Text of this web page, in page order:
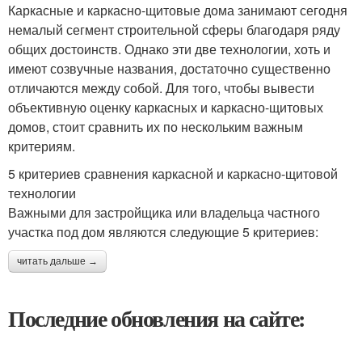
Каркасные и каркасно-щитовые дома занимают сегодня
немалый сегмент строительной сферы благодаря ряду
общих достоинств. Однако эти две технологии, хоть и
имеют созвучные названия, достаточно существенно
отличаются между собой. Для того, чтобы вывести
объективную оценку каркасных и каркасно-щитовых
домов, стоит сравнить их по нескольким важным
критериям.
5 критериев сравнения каркасной и каркасно-щитовой
технологии
Важными для застройщика или владельца частного
участка под дом являются следующие 5 критериев:
читать дальше →
Последние обновления на сайте: